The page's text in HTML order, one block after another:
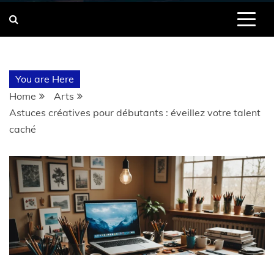
You are Here
Home
Arts
Astuces créatives pour débutants : éveillez votre talent
caché